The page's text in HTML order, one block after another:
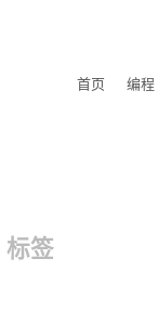
首页 编程
标签